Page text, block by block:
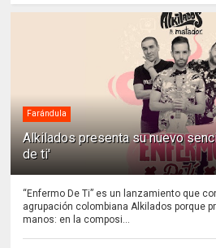
Farándula
Alkilados presenta su nuevo
de ti'
“Enfermo De Ti” es un lanzamiento que
agrupación colombiana Alkilados porque
manos: en la composi...